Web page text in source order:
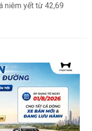
niêm yết từ 42,69